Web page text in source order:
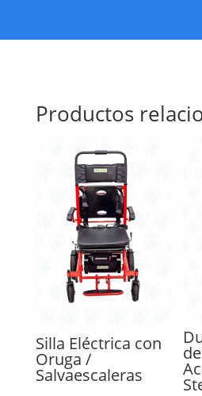
Productos
Silla Eléctrica con
Oruga /
Salvaescaleras